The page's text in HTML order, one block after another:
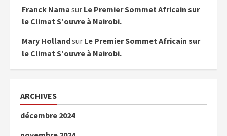
Franck Nama sur Le Premier Sommet Africain sur
le Climat S’ouvre à Nairobi.
Mary Hollandsur Le Premier Sommet Africain sur
le Climat S’ouvre à Nairobi.
ARCHIVES
décembre 2024